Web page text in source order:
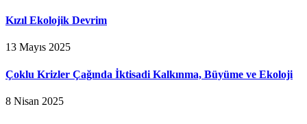
Kızıl Ekolojik Devrim
13 Mayıs 2025
Çoklu Krizler Çağında İktisadi Kalkınma, Büyüme ve Ekoloji
8 Nisan 2025